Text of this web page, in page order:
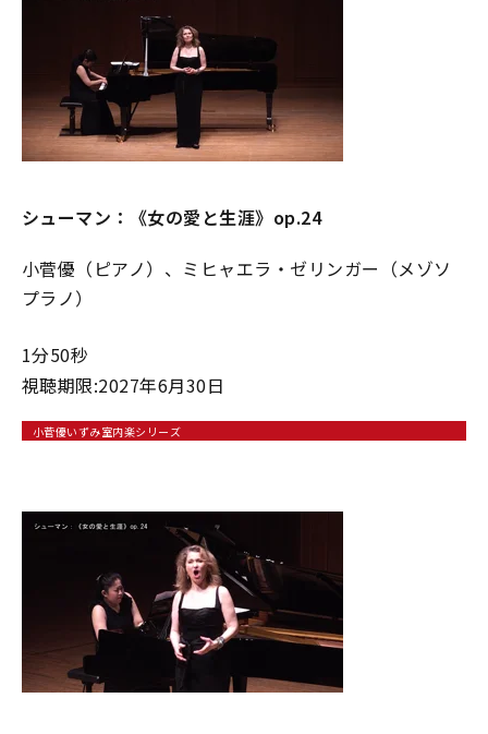
シューマン：《⼥の愛と⽣涯》op.24
小菅優（ピアノ）、ミヒャエラ・ゼリンガー（メゾソ
プラノ）
1分50秒
視聴期限:2027年6月30日
小菅優いずみ室内楽シリーズ